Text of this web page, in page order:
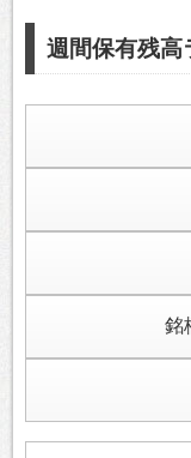
週間保有残高
銘